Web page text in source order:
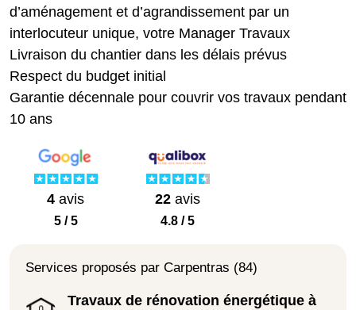
d’aménagement et d’agrandissement par un
interlocuteur unique, votre Manager Travaux
Livraison du chantier dans les délais prévus
Respect du budget initial
Garantie décennale pour couvrir vos travaux pendant
10 ans
4 avis
5 / 5
22 avis
4.8 / 5
Services proposés par Carpentras (84)
Travaux de rénovation énergétique à